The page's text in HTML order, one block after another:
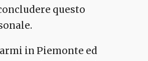
questo
in Piemonte ed